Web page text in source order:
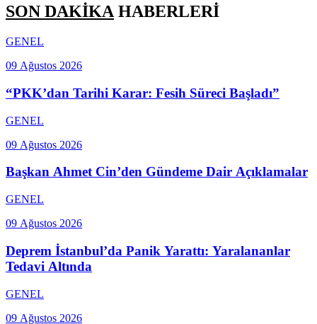
SON DAKİKAHABERLERİ
GENEL
09 Ağustos 2026
“PKK’dan Tarihi Karar: Fesih Süreci Başladı”
GENEL
09 Ağustos 2026
Başkan Ahmet Cin’den Gündeme Dair Açıklamalar
GENEL
09 Ağustos 2026
Deprem İstanbul’da Panik Yarattı: Yaralananlar
Tedavi Altında
GENEL
09 Ağustos 2026